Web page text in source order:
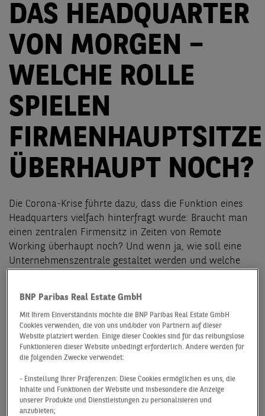
DAS HEADQUARTER
VON MORGEN –
WELCHE ROLLE
SPIELEN
FIRMENHAUPTSITZE
ÜBERHAUPT NOCH?
Die Corona-Krise führte dazu, dass die Funktion eines
Headquarters vielfach hinterfragt wurde: Braucht man
einen zentralen Firmensitz in Zeiten von Remote
Working überhaupt noch? Und wenn ja, wie soll eine
Unternehmenszentrale gestaltet werden und welche
COVID-19 beschleunigt
Trends
Die Corona-Pandemie hat die Art und Weise in Frage
gestellt, wie wir leben, konsumieren, sozial interagieren
und natürlich auch wie wir arbeiten. So haben viele
Unternehmen und deren Mitarbeitende quasi von einem
BNP Paribas Real Estate GmbH
Mit Ihrem Einverständnis möchte die BNP Paribas Real Estate GmbH
Cookies verwenden, die von uns und/oder von Partnern auf dieser
Website platziert werden. Einige dieser Cookies sind für das reibungslose
Funktionieren dieser Website unbedingt erforderlich. Andere werden für
die folgenden Zwecke verwendet:
- Einstellung Ihrer Präferenzen: Diese Cookies ermöglichen es uns, die
Inhalte und Funktionen der Website und insbesondere die Anzeige
unserer Produkte und Dienstleistungen zu personalisieren und
anzubieten;